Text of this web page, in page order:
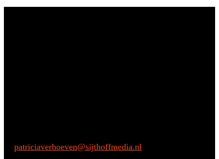
patriciaverhoeven@sijthoffmedia.nl